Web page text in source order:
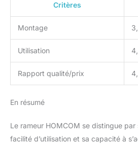
Critères
Montage
Utilisation
Rapport qualité/prix
En résumé
Le rameur HOMCOM se distingue
facilité d’utilisation et sa capacité à